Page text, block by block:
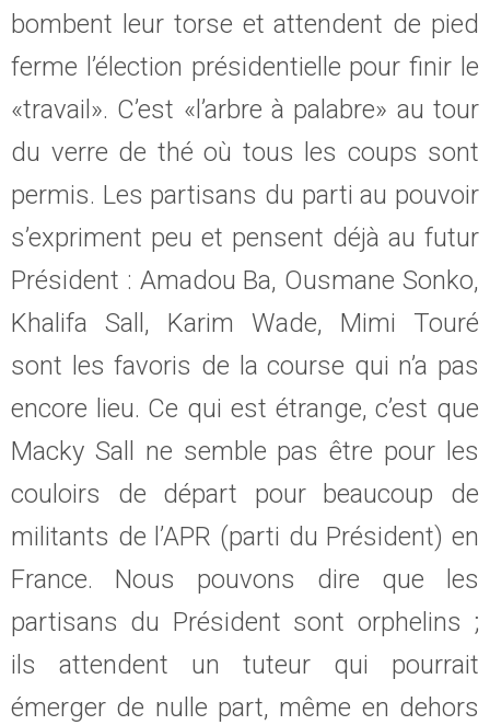
bombent leur torse et attendent de pied
ferme l’élection présidentielle pour finir le
«travail». C’est «l’arbre à palabre» au tour
du verre de thé où tous les coups sont
permis. Les partisans du parti au pouvoir
s’expriment peu et pensent déjà au futur
Président : Amadou Ba, Ousmane Sonko,
Khalifa Sall, Karim Wade, Mimi Touré
sont les favoris de la course qui n’a pas
encore lieu. Ce qui est étrange, c’est que
Macky Sall ne semble pas être pour les
couloirs de départ pour beaucoup de
militants de l’APR (parti du Président) en
France. Nous pouvons dire que les
partisans du Président sont orphelins ;
ils attendent un tuteur qui pourrait
émerger de nulle part, même en dehors